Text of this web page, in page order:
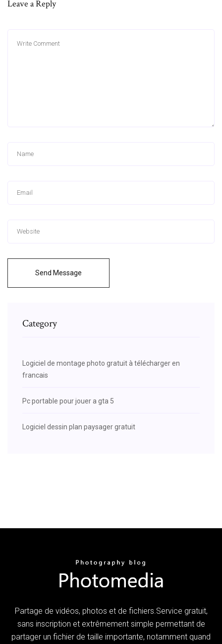
Leave a Reply
Send Message
Category
Logiciel de montage photo gratuit à télécharger en
francais
Pc portable pour jouer a gta 5
Logiciel dessin plan paysager gratuit
Partage de vidéos, photos et de fichiers.Service gratuit,
sans inscription et extrêmement simple permettant de
partager un fichier de taille importante, notamment quand